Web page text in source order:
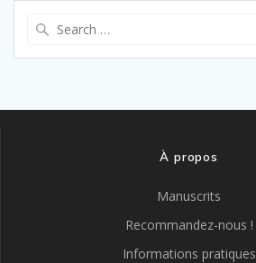
À propos
Manuscrits
Recommandez-nous !
Informations pratiques